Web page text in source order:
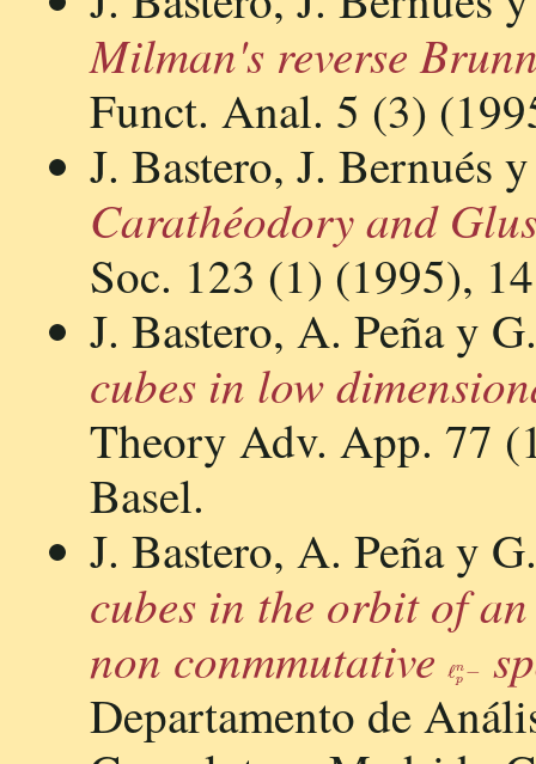
Milman's reverse
Funct. Anal. 5 (3)
J. Bastero, J. Bernués
Carathéodory and
Soc. 123 (1) (1995),
J. Bastero, A. Peña y
cubes in low
Theory Adv. App. 77
Basel.
J. Bastero, A. Peña y
cubes in the orbit of
non conmmutative
Departamento de